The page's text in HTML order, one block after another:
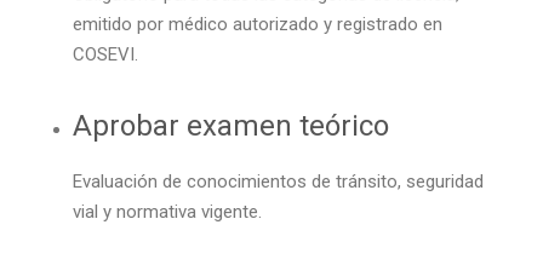
emitido por médico autorizado y registrado en
COSEVI.
Aprobar examen teórico
Evaluación de conocimientos de tránsito, seguridad
vial y normativa vigente.